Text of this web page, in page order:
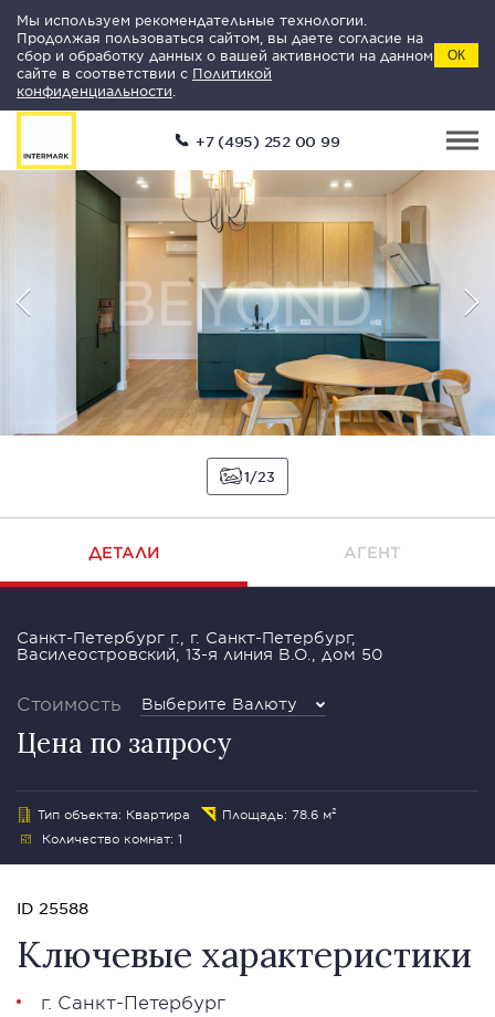
Мы используем рекомендательные технологии.
Продолжая пользоваться сайтом, вы даете согласие на
сбор и обработку данных о вашей активности на данном
сайте в соответствии с Политикой
конфиденциальности
ОК
+7 (495) 252 00 99
1 23
ДЕТАЛИ АГЕНТ
Санкт-Петербург г., г. Санкт-Петербург,
Василеостровский, 13-я линия В.О., дом 50
Стоимость Выберите Валюту
Цена по запросу
Тип объекта: Квартира
Площадь: 78.6 м²
Количество комнат: 1
ID 25588
Ключевые характеристики
г. Санкт-Петербург